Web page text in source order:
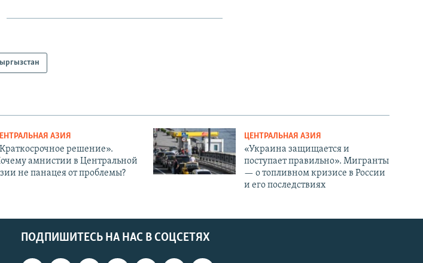
АЗИЯ
решение».
амнистии в Центральной
не панацея от проблемы?
ЦЕНТРАЛЬНАЯ АЗИЯ
«Украина защищается и
поступает правильно». Мигранты
— о топливном кризисе в России
и его последствиях
ПОДПИШИТЕСЬ НА НАС В СОЦСЕТЯХ